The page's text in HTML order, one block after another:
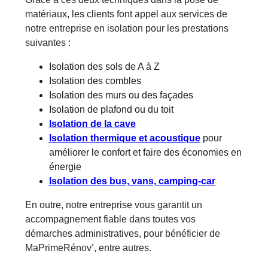
matériaux, les clients font appel aux services de
notre entreprise en isolation pour les prestations
suivantes :
Isolation des sols de A à Z
Isolation des combles
Isolation des murs ou des façades
Isolation de plafond ou du toit
Isolation de la cave
Isolation thermique et acoustiquepour
améliorer le confort et faire des économies en
énergie
Isolation des bus, vans, camping-car
En outre, notre entreprise vous garantit un
accompagnement fiable dans toutes vos
démarches administratives, pour bénéficier de
MaPrimeRénov’, entre autres.